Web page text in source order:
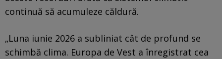
continuă să acumuleze căldură.
„Luna iunie 2026 a subliniat cât de profund se
schimbă clima. Europa de Vest a înregistrat cea